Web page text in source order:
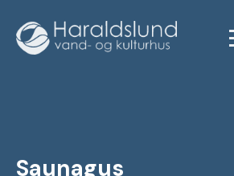
Saunagus